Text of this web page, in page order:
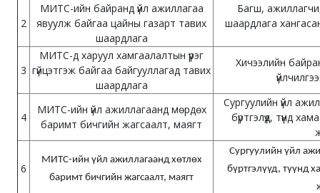
2
МИТС-ийн байранд үйл ажиллагаа
явуулж байгаа цайны газарт тавих
шаардлага
Багш,
шаардлага
3
МИТС-д харуул хамгаалалтын үүрэг
гүйцэтгэж байгаа байгууллагад тавих
шаардлага
Хичээлийн
4
МИТС-ийн үйл ажиллагаанд мөрдөх
баримт бичгийн жагсаалт, маягт
Сургуулийн үйл
бүртгэлүүд, түүнд
6
МИТС-ийн үйл ажиллагаанд хөтлөх
баримт бичгийн жагсаалт, маягт
Сургуулийн үйл
бүртгэлүүд, түүнд